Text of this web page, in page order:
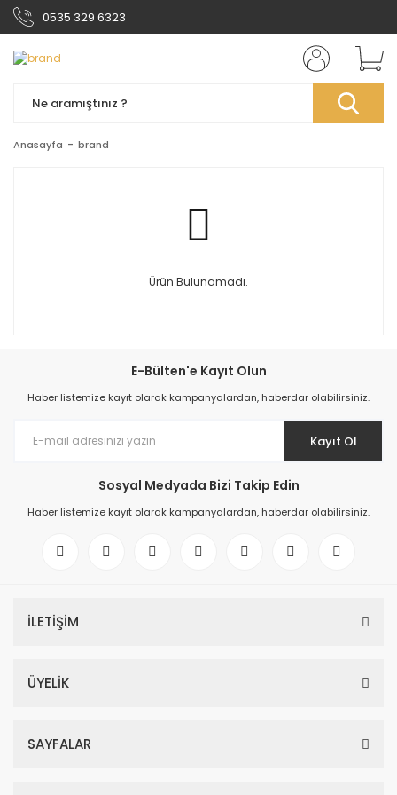
0535 329 6323
Anasayfa brand
Ürün Bulunamadı.
E-Bülten'e Kayıt Olun
Haber listemize kayıt olarak kampanyalardan, haberdar olabilirsiniz.
Kayıt Ol
Sosyal Medyada Bizi Takip Edin
Haber listemize kayıt olarak kampanyalardan, haberdar olabilirsiniz.
İLETİŞİM
ÜYELİK
SAYFALAR